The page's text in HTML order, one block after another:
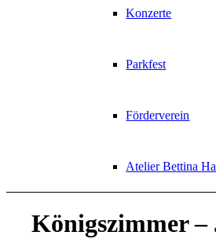
Konzerte
Parkfest
Förderverein
Atelier Bettina
Königszimmer –